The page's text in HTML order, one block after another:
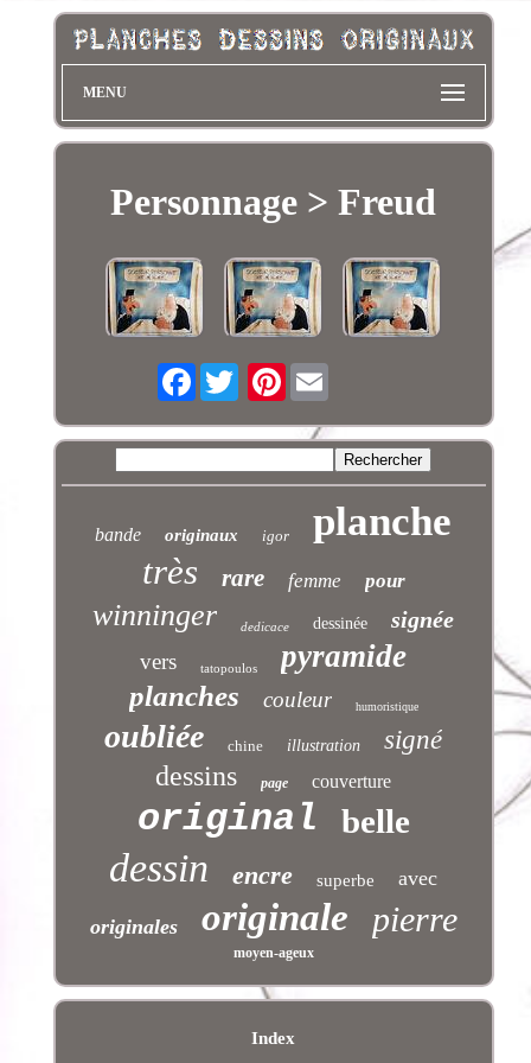
MENU
Personnage > Freud
Facebook Pinterest
bande originaux igor planche
très rare femme pour
winninger dedicace dessinée signée
vers tatopoulos pyramide
planches couleur humoristique
oubliée chine illustration signé
dessins page couverture
original belle
dessin encre superbe avec
originales originale pierre
moyen-ageux
Index